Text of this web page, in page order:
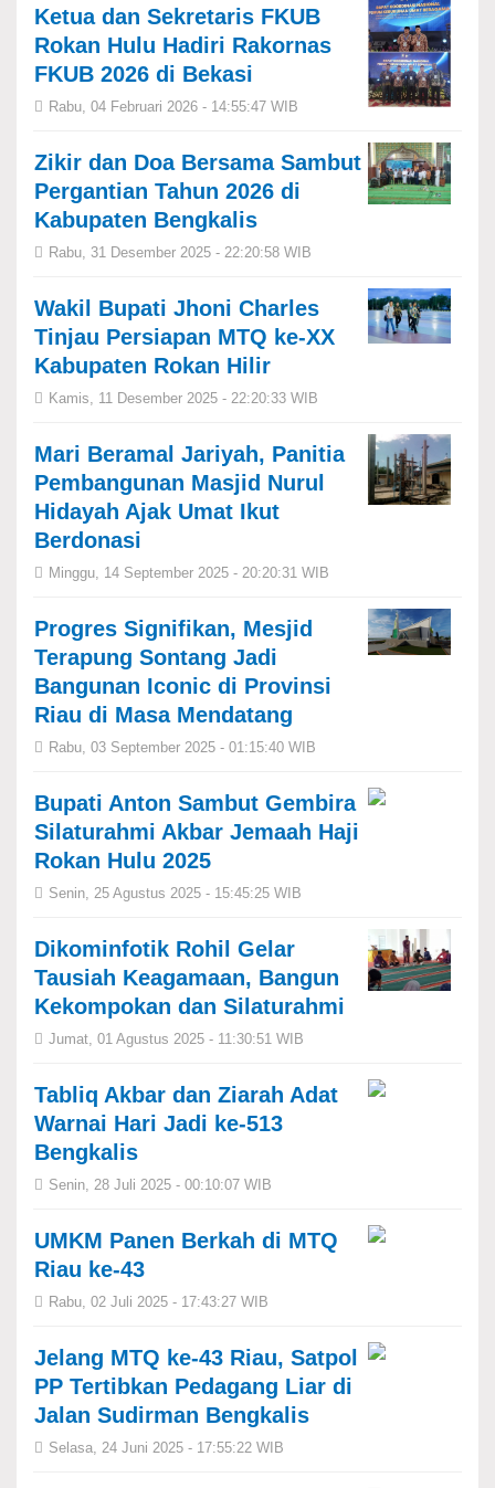
Ketua dan Sekretaris FKUB
Rokan Hulu Hadiri Rakornas
FKUB 2026 di Bekasi
Rabu, 04 Februari 2026 - 14:55:47 WIB
Zikir dan Doa Bersama Sambut
Pergantian Tahun 2026 di
Kabupaten Bengkalis
Rabu, 31 Desember 2025 - 22:20:58 WIB
Wakil Bupati Jhoni Charles
Tinjau Persiapan MTQ ke-XX
Kabupaten Rokan Hilir
Kamis, 11 Desember 2025 - 22:20:33 WIB
Mari Beramal Jariyah, Panitia
Pembangunan Masjid Nurul
Hidayah Ajak Umat Ikut
Berdonasi
Minggu, 14 September 2025 - 20:20:31 WIB
Progres Signifikan, Mesjid
Terapung Sontang Jadi
Bangunan Iconic di Provinsi
Riau di Masa Mendatang
Rabu, 03 September 2025 - 01:15:40 WIB
Bupati Anton Sambut Gembira
Silaturahmi Akbar Jemaah Haji
Rokan Hulu 2025
Senin, 25 Agustus 2025 - 15:45:25 WIB
Dikominfotik Rohil Gelar
Tausiah Keagamaan, Bangun
Kekompokan dan Silaturahmi
Jumat, 01 Agustus 2025 - 11:30:51 WIB
Tabliq Akbar dan Ziarah Adat
Warnai Hari Jadi ke-513
Bengkalis
Senin, 28 Juli 2025 - 00:10:07 WIB
UMKM Panen Berkah di MTQ
Riau ke-43
Rabu, 02 Juli 2025 - 17:43:27 WIB
Jelang MTQ ke-43 Riau, Satpol
PP Tertibkan Pedagang Liar di
Jalan Sudirman Bengkalis
Selasa, 24 Juni 2025 - 17:55:22 WIB